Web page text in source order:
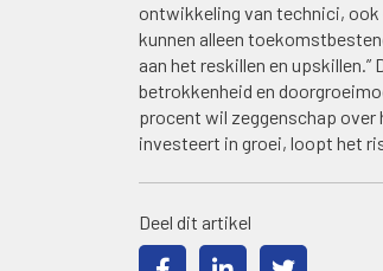
ontwikkeling van technici, ook
kunnen alleen
aan het reskillen en
betrokkenheid en
procent wil zeggenschap over
investeert in groei, loopt het
Deel dit artikel